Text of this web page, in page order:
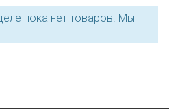
пока нет товаров. Мы